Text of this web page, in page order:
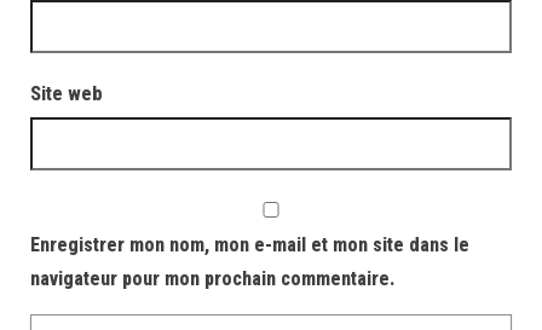
Site web
Enregistrer mon nom, mon e-mail et mon site dans le
navigateur pour mon prochain commentaire.